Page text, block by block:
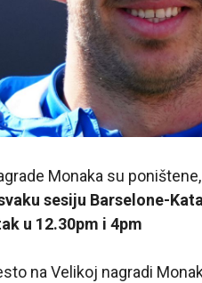
Monaka su
sesiju Barselone-
u 12.30pm i 4pm
na Velikoj nagradi